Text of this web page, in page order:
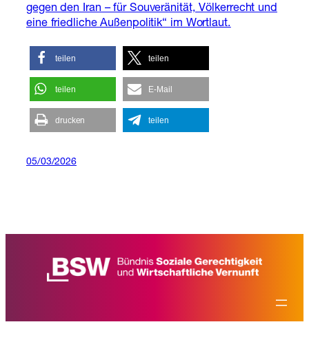
gegen den Iran – für Souveränität, Völkerrecht und
eine friedliche Außenpolitik“ im Wortlaut.
teilen teilen
teilen E-Mail
drucken teilen
05/03/2026